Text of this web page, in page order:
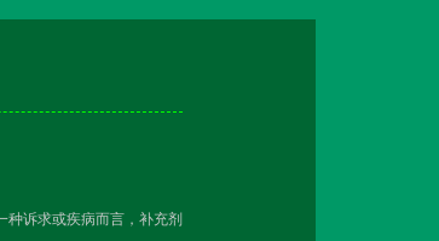
种诉求或疾病而言，补充剂